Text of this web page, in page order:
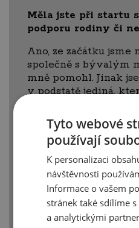
Měla jste při startu
podporu rodiny či
Ano, ze začátku jsme
společně s bývalým
mně pomohl. Jinak
v podstatě jediná,
stejně smýšlejících
začala vzdělávat a
kurzy, samo
na podnikatelské
v Hůlkárně dělám
zajímavé lidi z
Jaké momenty byly
a jakých úspěchů si
Tyto webové
používají
K personalizaci
návštěvnosti
Informace o vašem
stránek také sdílíme
a analytickými